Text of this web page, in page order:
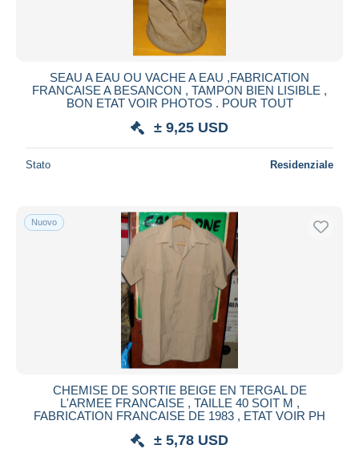
SEAU A EAU OU VACHE A EAU ,FABRICATION
FRANCAISE A BESANCON , TAMPON BIEN LISIBLE ,
BON ETAT VOIR PHOTOS . POUR TOUT
± 9,25 USD
Stato Residenziale
Nuovo
CHEMISE DE SORTIE BEIGE EN TERGAL DE
L'ARMEE FRANCAISE , TAILLE 40 SOIT M ,
FABRICATION FRANCAISE DE 1983 , ETAT VOIR PH
± 5,78 USD